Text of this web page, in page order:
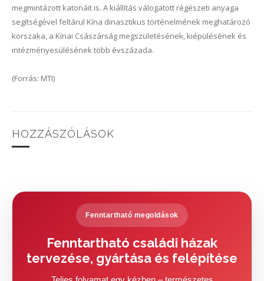
megmintázott katonáit is. A kiállítás válogatott régészeti anyaga
segítségével feltárul Kína dinasztikus történelmének meghatározó
korszaka, a Kínai Császárság megszületésének, kiépülésének és
intézményesülésének több évszázada.
(Forrás: MTI)
HOZZÁSZÓLÁSOK
Fenntartható megoldások
Fenntartható családi házak
tervezése, gyártása és felépítése